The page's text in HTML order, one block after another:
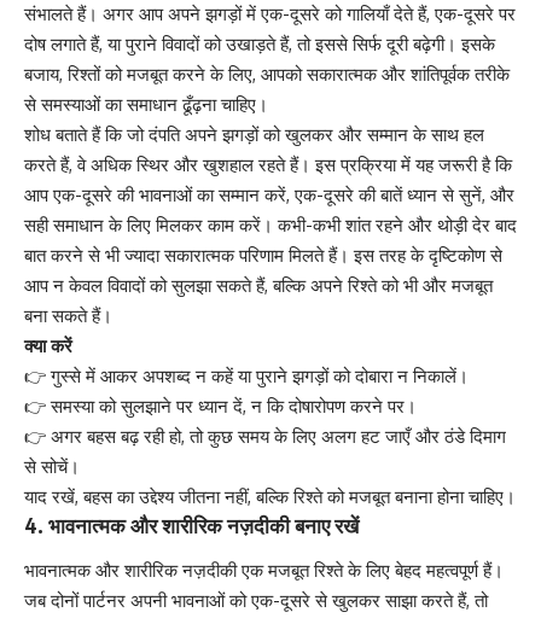
संभालते हैं। अगर आप अपने झगड़ों में एक-दूसरे को गालियाँ देते हैं, एक-दूसरे पर
दोष लगाते हैं, या पुराने विवादों को उखाड़ते हैं, तो इससे सिर्फ दूरी बढ़ेगी। इसके
बजाय, रिश्तों को मजबूत करने के लिए, आपको सकारात्मक और शांतिपूर्वक तरीके
से समस्याओं का समाधान ढूँढ़ना चाहिए।
शोध बताते हैं कि जो दंपति अपने झगड़ों को खुलकर और सम्मान के साथ हल
करते हैं, वे अधिक स्थिर और खुशहाल रहते हैं। इस प्रक्रिया में यह जरूरी है कि
आप एक-दूसरे की भावनाओं का सम्मान करें, एक-दूसरे की बातें ध्यान से सुनें, और
सही समाधान के लिए मिलकर काम करें। कभी-कभी शांत रहने और थोड़ी देर बाद
बात करने से भी ज्यादा सकारात्मक परिणाम मिलते हैं। इस तरह के दृष्टिकोण से
आप न केवल विवादों को सुलझा सकते हैं, बल्कि अपने रिश्ते को भी और मजबूत
बना सकते हैं।
क्या करें
👉 गुस्से में आकर अपशब्द न कहें या पुराने झगड़ों को दोबारा न निकालें।
👉 समस्या को सुलझाने पर ध्यान दें, न कि दोषारोपण करने पर।
👉 अगर बहस बढ़ रही हो, तो कुछ समय के लिए अलग हट जाएँ और ठंडे दिमाग
से सोचें।
याद रखें, बहस का उद्देश्य जीतना नहीं, बल्कि रिश्ते को मजबूत बनाना होना चाहिए।
4. भावनात्मक और शारीरिक नज़दीकी बनाए रखें
भावनात्मक और शारीरिक नज़दीकी एक मजबूत रिश्ते के लिए बेहद महत्वपूर्ण हैं।
जब दोनों पार्टनर अपनी भावनाओं को एक-दूसरे से खुलकर साझा करते हैं, तो